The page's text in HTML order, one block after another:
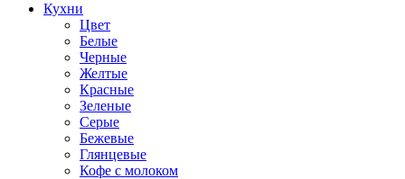
Кухни
Цвет
Белые
Черные
Желтые
Красные
Зеленые
Серые
Бежевые
Глянцевые
Кофе с молоком